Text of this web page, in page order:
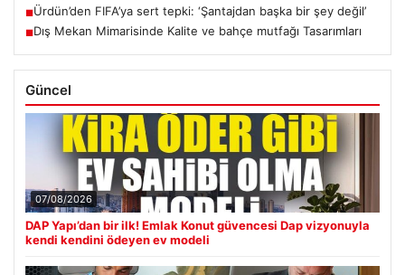
■Ürdün’den FIFA’ya sert tepki: ‘Şantajdan başka bir şey değil’
■Dış Mekan Mimarisinde Kalite ve bahçe mutfağı Tasarımları
Güncel
07/08/2026
DAP Yapı’dan bir ilk! Emlak Konut güvencesi Dap vizyonuyla
kendi kendini ödeyen ev modeli